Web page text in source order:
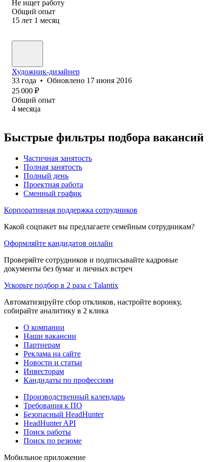
Не ищет работу
Общий опыт
15 лет 1 месяц
Художник-дизайнер
33 года • Обновлено 17 июня 2016
25 000 ₽
Общий опыт
4 месяца
Быстрые фильтры подбора вакансий
Частичная занятость
Полная занятость
Полный день
Проектная работа
Сменный график
Корпоративная поддержка сотрудников
Какой соцпакет вы предлагаете семейным сотрудникам?
Оформляйте кандидатов онлайн
Проверяйте сотрудников и подписывайте кадровые
документы без бумаг и личных встреч
Ускорьте подбор в 2 раза с Talantix
Автоматизируйте сбор откликов, настройте воронку,
собирайте аналитику в 2 клика
О компании
Наши вакансии
Партнерам
Реклама на сайте
Новости и статьи
Инвесторам
Кандидаты по профессиям
Производственный календарь
Требования к ПО
Безопасный HeadHunter
HeadHunter API
Поиск работы
Поиск по резюме
Мобильное приложение